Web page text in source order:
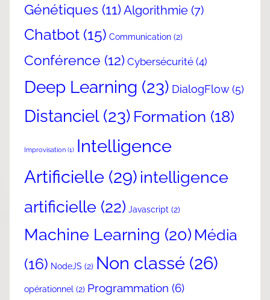
Génétiques (11)Algorithmie (7)
Chatbot (15) Communication (2)
Conférence (12) Cybersécurité (4)
Deep Learning (23) DialogFlow(5)
Distanciel(23) Formation (18)
Improvisation (1) Intelligence
Artificielle (29) intelligence
artificielle (22) Javascript (2)
Machine Learning (20) Média
(16) NodeJS (2) Non classé (26)
opérationnel (2) Programmation (6)